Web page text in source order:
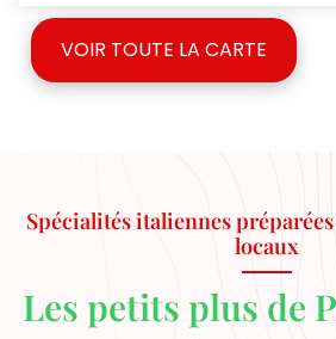
VOIR TOUTE LA CARTE
Spécialités italiennes
locaux
Les petits plus de